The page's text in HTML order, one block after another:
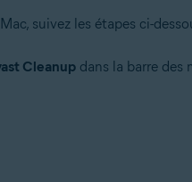
suivez les étapes ci-
Cleanupdans la barre des